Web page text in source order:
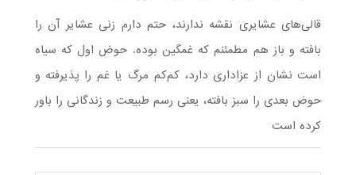
قالی‌های عشایری نقشه ندارند، حتم دارم زنی عشایر آن را
بافته و باز هم مطمئنم که غمگین بوده. حوض اول که سیاه
است نشان از عزاداری دارد، کم‌کم مرگ یا غم را پذیرفته و
حوض بعدی را سبز بافته، یعنی رسم طبیعت و زندگانی را باور
کرده است